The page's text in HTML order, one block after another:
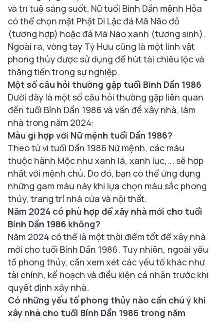
và trí tuệ sáng suốt. Nữ tuổi Bính Dần mệnh Hỏa
có thể chọn mặt Phật Di Lặc đá Mã Não đỏ
(tương hợp) hoặc đá Mã Não xanh (tương sinh).
Ngoài ra, vòng tay Tỳ Hưu cũng là một linh vật
phong thủy được sử dụng để hút tài chiêu lộc và
thăng tiến trong sự nghiệp.
Một số câu hỏi thường gặp tuổi Bính Dần 1986
Dưới đây là một số câu hỏi thường gặp liên quan
đến tuổi Bính Dần 1986 và vấn đề xây nhà, làm
nhà trong năm 2024:
Màu gì hợp với Nữ mệnh tuổi Dần 1986?
Theo tử vi tuổi Dần 1986 Nữ mệnh, các màu
thuộc hành Mộc như xanh lá, xanh lục,... sẽ hợp
nhất với mệnh chủ. Do đó, bạn có thể ứng dụng
những gam màu này khi lựa chọn màu sắc phong
thủy, trang trí nhà cửa và nội thất.
Năm 2024 có phù hợp để xây nhà mới cho tuổi
Bính Dần 1986 không?
Năm 2024 có thể là một thời điểm tốt để xây nhà
mới cho tuổi Bính Dần 1986. Tuy nhiên, ngoài yếu
tố phong thủy, cần xem xét các yếu tố khác như
tài chính, kế hoạch và điều kiện cá nhân trước khi
quyết định xây nhà.
Có những yếu tố phong thủy nào cần chú ý khi
xây nhà cho tuổi Bính Dần 1986 trong năm